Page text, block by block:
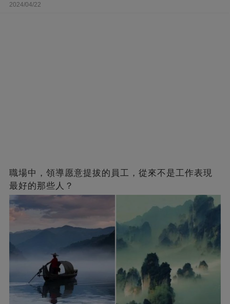
2024/04/22
職場中，領導愿意提拔的員工，從來不是工作表現
最好的那些人？